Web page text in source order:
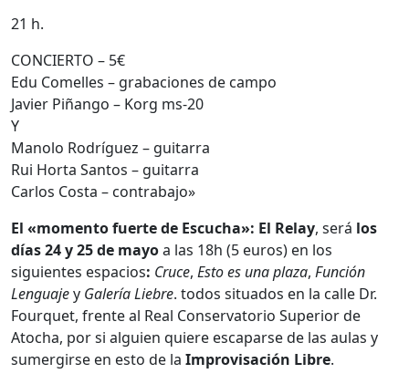
21 h.
CONCIERTO – 5€
Edu Comelles – grabaciones de campo
Javier Piñango – Korg ms-20
Y
Manolo Rodríguez – guitarra
Rui Horta Santos – guitarra
Carlos Costa – contrabajo»
El «momento fuerte de Escucha»: El Relay, será los
días 24 y 25 de mayoa las 18h (5 euros) en los
siguientes espacios: Cruce, Esto es una plaza, Función
Lenguajey Galería Liebre. todos situados en la calle Dr.
Fourquet, frente al Real Conservatorio Superior de
Atocha, por si alguien quiere escaparse de las aulas y
sumergirse en esto de la Improvisación Libre.